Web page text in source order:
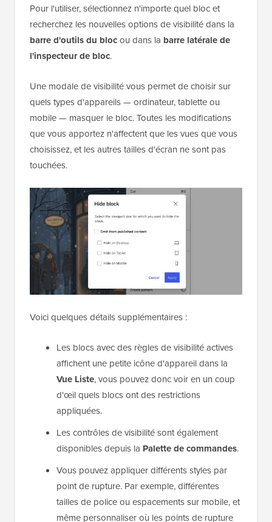
Pour l'utiliser, sélectionnez n'importe quel bloc et
recherchez les nouvelles options de visibilité dans la
barre d'outils du blocou dans la barre latérale de
l'inspecteur de bloc.
Une modale de visibilité vous permet de choisir sur
quels types d'appareils — ordinateur, tablette ou
mobile — masquer le bloc. Toutes les modifications
que vous apportez n'affectent que les vues que vous
choisissez, et les autres tailles d'écran ne sont pas
touchées.
Voici quelques détails supplémentaires :
Les blocs avec des règles de visibilité actives
affichent une petite icône d'appareil dans la
Vue Liste, vous pouvez donc voir en un coup
d'œil quels blocs ont des restrictions
appliquées.
Les contrôles de visibilité sont également
disponibles depuis la Palette de commandes.
Vous pouvez appliquer différents styles par
point de rupture. Par exemple, différentes
tailles de police ou espacements sur mobile, et
même personnaliser où les points de rupture